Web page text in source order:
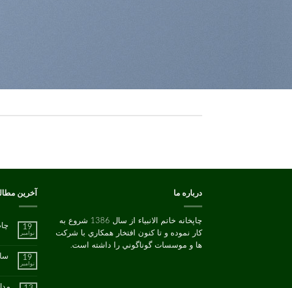
درباره ما
چاپخانه خاتم الانبیاء از سال 1386 شروع به
کار نموده و تا کنون افتخار همکاري با شرکت
ها و موسسات گوناگوني را داشته است.
آخرین
19
نوامبر
چاپ
سبز
19
نوامبر
سایز